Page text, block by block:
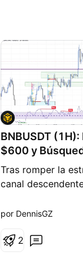
BNBUSDT
$600 y
Institucional
Tras romper la
canal
movimiento
del nivel
por DennisGZ
2